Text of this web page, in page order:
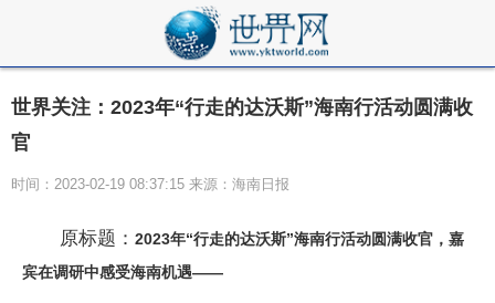
世界关注：2023年“行走的达沃斯”海南行活动圆满收
官
时间：2023-02-19 08:37:15 来源：海南日报
原标题： 2023年“行走的达沃斯”海南行活动圆满收官，嘉
宾在调研中感受海南机遇——